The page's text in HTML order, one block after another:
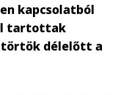
kapcsolatból
tartottak
délelőtt a